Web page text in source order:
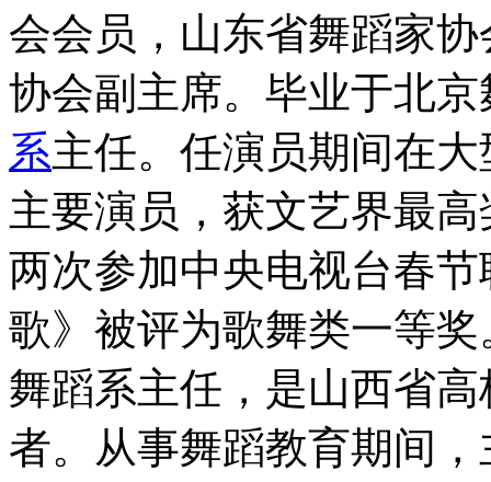
会会员，山东省舞蹈家
协会副主席。毕业于北
系主任。任演员期间在
主要演员，获文艺界最
两次参加中央电视台春
歌》被评为歌舞类一等
舞蹈系主任，是山西省
者。从事舞蹈教育期间